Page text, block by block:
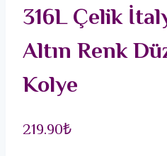
316L Çelik
Altın Renk
Kolye
219.90₺